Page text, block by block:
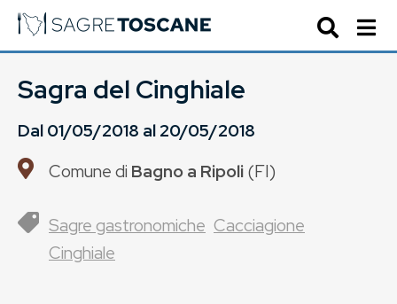
Sagra del Cinghiale
Dal01/05/2018 al20/05/2018
Comune di Bagno a Ripoli(FI)
Sagre gastronomiche Cacciagione
Cinghiale